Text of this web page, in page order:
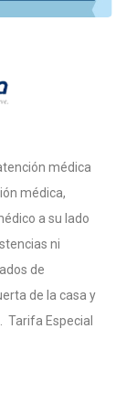
médica
médica,
a su lado
ni
de
de la casa y
Tarifa Especial